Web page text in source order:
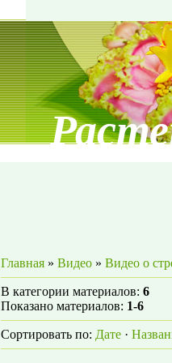
Главная » Видео » Видео о
В категории материалов: 6
Показано материалов: 1-6
Сортировать по: Дате ·